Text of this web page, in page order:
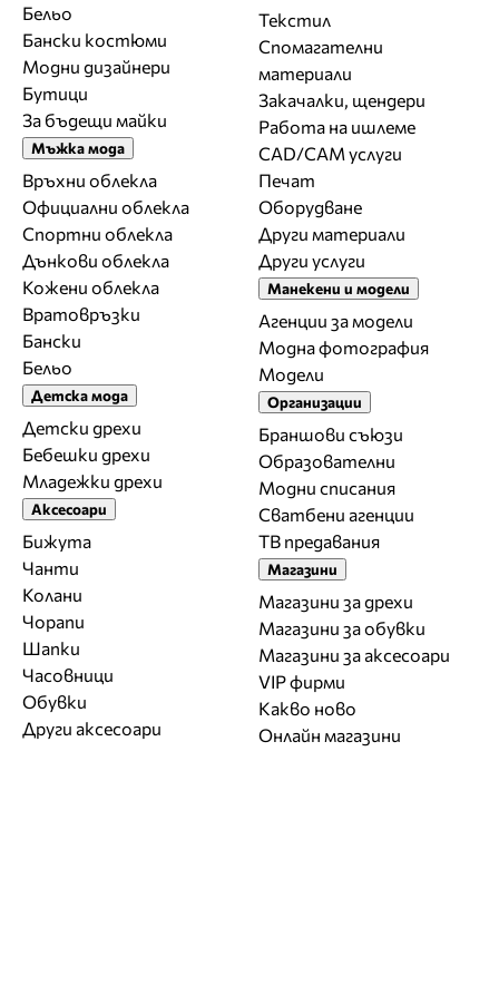
Бельо
Бански костюми
Модни дизайнери
Бутици
За бъдещи майки
Мъжка мода
Връхни облекла
Официални облекла
Спортни облекла
Дънкови облекла
Кожени облекла
Вратовръзки
Бански
Бельо
Детска мода
Детски дрехи
Бебешки дрехи
Младежки дрехи
Аксесоари
Бижута
Чанти
Колани
Чорапи
Шапки
Часовници
Обувки
Други аксесоари
Текстил
Спомагателни
материали
Закачалки, щендери
Работа на ишлеме
CAD/CAM услуги
Печат
Оборудване
Други материали
Други услуги
Манекени и модели
Агенции за модели
Модна фотография
Модели
Организации
Браншови съюзи
Образователни
Модни списания
Сватбени агенции
ТВ предавания
Магазини
Магазини за дрехи
Магазини за обувки
Магазини за aксесоари
VIP фирми
Какво ново
Онлайн магазини